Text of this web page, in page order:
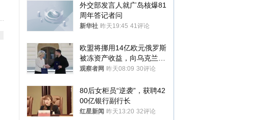
外交部发言人就广岛核爆81
周年答记者问
新华社 昨天19:45 41评论
欧盟将挪用14亿欧元俄罗斯
被冻资产收益，向乌克兰提
供援助
观察者网 昨天08:09 30评论
80后女柜员“逆袭”，获聘42
00亿银行副行长
红星新闻 昨天13:20 32评论